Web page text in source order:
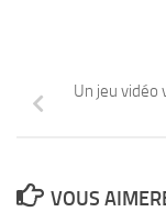
Un jeu vidéo
VOUS